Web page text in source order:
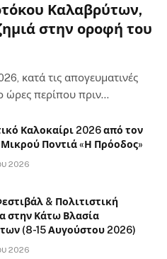
Καλαβρύτων,
στην οροφή του
κατά τις απογευματινές
ώρες περίπου πριν…
Καλοκαίρι 2026 από τον
Ποντιά «Η Πρόοδος»
2026
& Πολιτιστική
στην Κάτω Βλασία
(8-15 Αυγούστου 2026)
2026